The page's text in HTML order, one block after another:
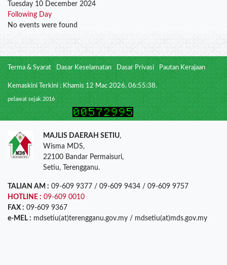
Tuesday 10 December 2024
Following Day
No events were found
Terma & Syarat Dasar Keselamatan Dasar Privasi Pautan Kerajaan
Kemaskini Terkini : Khamis 12 Mac 2026, 06:55:38.
pelawat sejak 2016
MAJLIS DAERAH SETIU,
Wisma MDS,
22100 Bandar Permaisuri,
Setiu, Terengganu.
TALIAN AM : 09-609 9377 / 09-609 9434 / 09-609 9757
HOTLINE : 09-609 0010
FAX : 09-609 9367
e-MEL : mdsetiu(at)terengganu.gov.my / mdsetiu(at)mds.gov.my